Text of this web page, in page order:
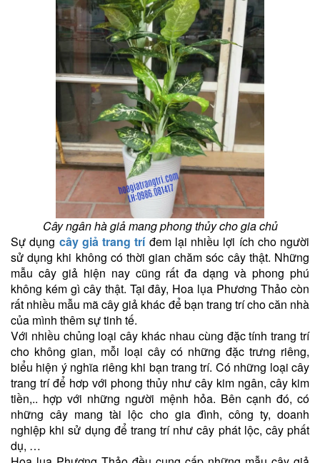
Cây ngân hà giả mang phong thủy cho gia chủ
Sự dụng cây giả trang tríđem lại nhiều lợi ích cho người
sử dụng khi không có thời gian chăm sóc cây thật. Những
mẫu cây giả hiện nay cũng rất đa dạng và phong phú
không kém gì cây thật. Tại đây, Hoa lụa Phương Thảo còn
rất nhiều mẫu mã cây giả khác để bạn trang trí cho căn nhà
của mình thêm sự tinh tế.
Với nhiều chủng loại cây khác nhau cùng đặc tính trang trí
cho không gian, mỗi loại cây có những đặc trưng riêng,
biểu hiện ý nghĩa riêng khi bạn trang trí. Có những loại cây
trang trí để hơp với phong thủy như cây kim ngân, cây kim
tiền,.. hợp với những người mệnh hỏa. Bên cạnh đó, có
những cây mang tài lộc cho gia đình, công ty, doanh
nghiệp khi sử dụng để trang trí như cây phát lộc, cây phất
dụ, …